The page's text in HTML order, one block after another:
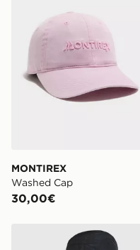
MONTIREX
Washed Cap
30,00€
Berghaus Intervale Cap